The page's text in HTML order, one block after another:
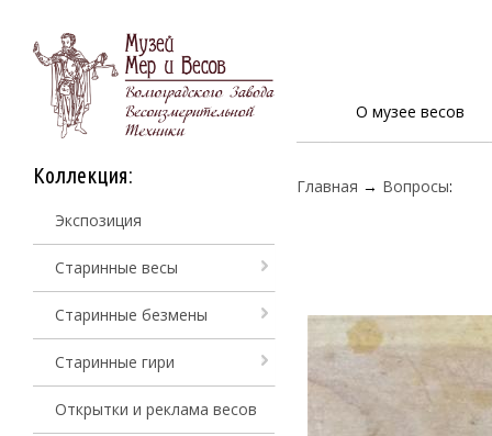
О музее весов
Коллекция:
Экспозиция
Старинные весы
Старинные безмены
Старинные гири
Открытки и реклама весов
Главная → Вопросы: